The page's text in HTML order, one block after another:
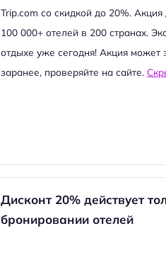
Trip.com со скидкой до 20%. Акция
100 000+ отелей в 200 странах.
отдыхе уже сегодня! Акция может
заранее, проверяйте на сайте.
Дисконт 20% действует
бронировании отелей